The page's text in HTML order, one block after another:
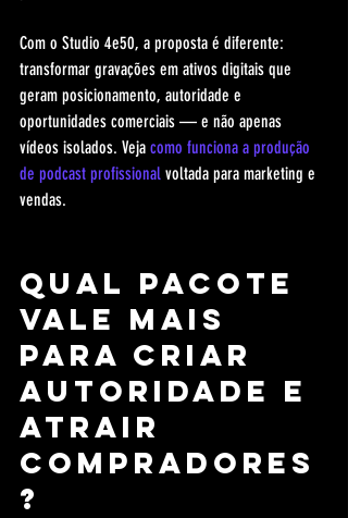
Com o Studio 4e50, a proposta é diferente:
transformar gravações em ativos digitais que
geram posicionamento, autoridade e
oportunidades comerciais — e não apenas
vídeos isolados. Veja como funciona a produção
de podcast profissional voltada para marketing e
vendas.
Qual pacote
vale mais
para criar
autoridade e
atrair
compradores
?